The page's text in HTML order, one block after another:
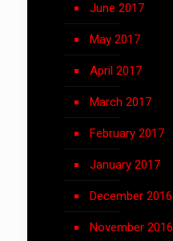
June 2017
May 2017
April 2017
March 2017
February 2017
January 2017
December 2016
November 2016